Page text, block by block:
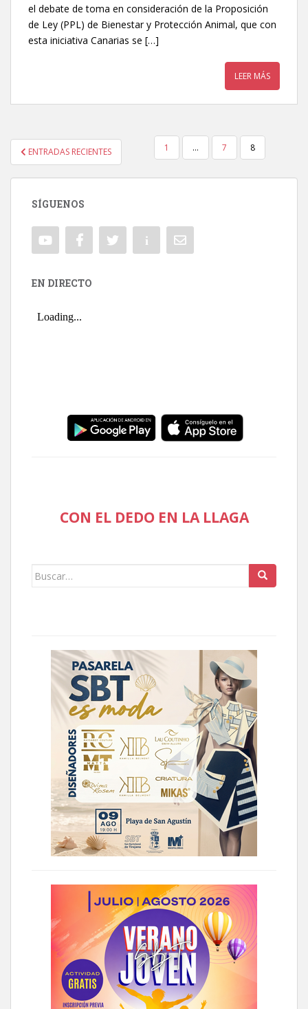
el debate de toma en consideración de la Proposición
de Ley (PPL) de Bienestar y Protección Animal, que con
esta iniciativa Canarias se […]
LEER MÁS
NAVEGACIÓN DE ENTRADAS
ENTRADAS RECIENTES 1 … 7 8
SÍGUENOS
EN DIRECTO
CON EL DEDO EN LA LLAGA
Buscar: